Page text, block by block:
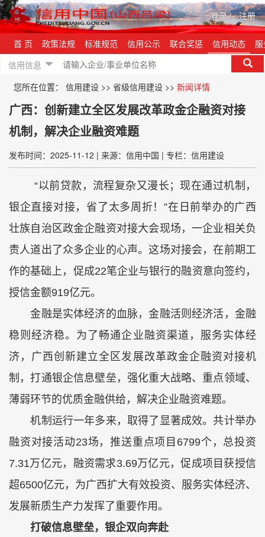
登录| 注册
首 页 政策法规 标准规范 信用公示 联合奖惩 信用动态
信用信息
您所在位置： 信用建设 >> 省级信用建设 >> 新闻详情
广西：创新建立全区发展改革政金企融资对接
机制，解决企业融资难题
发布时间：2025-11-12 | 来源：信用中国 | 专栏：信用建设
“以前贷款，流程复杂又漫长；现在通过机制，
银企直接对接，省了太多周折！”在日前举办的广西
壮族自治区政金企融资对接大会现场，一企业相关负
责人道出了众多企业的心声。这场对接会，在前期工
作的基础上，促成22笔企业与银行的融资意向签约，
授信金额919亿元。
金融是实体经济的血脉，金融活则经济活，金融
稳则经济稳。为了畅通企业融资渠道，服务实体经
济，广西创新建立全区发展改革政金企融资对接机
制，打通银企信息壁垒，强化重大战略、重点领域、
薄弱环节的优质金融供给，解决企业融资难题。
机制运行一年多来，取得了显著成效。共计举办
融资对接活动23场，推送重点项目6799个，总投资
7.31万亿元，融资需求3.69万亿元，促成项目获授信
超6500亿元，为广西扩大有效投资、服务实体经济、
发展新质生产力发挥了重要作用。
打破信息壁垒，银企双向奔赴